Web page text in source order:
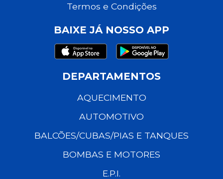
Termos e Condições
BAIXE JÁ NOSSO APP
DEPARTAMENTOS
AQUECIMENTO
AUTOMOTIVO
BALCÕES/CUBAS/PIAS E TANQUES
BOMBAS E MOTORES
E.P.I.